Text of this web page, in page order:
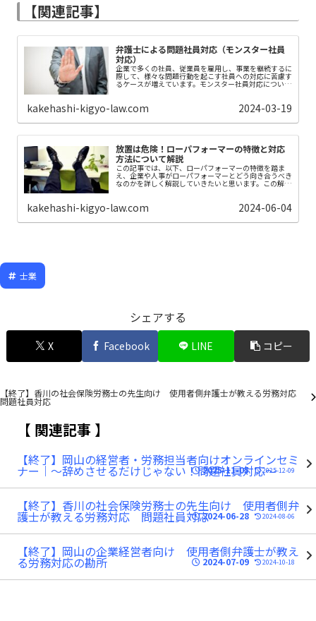
【関連記事】
弁護士による問題社員対応（モンスター社員
対応）
企業で多くの社員、従業員を雇用し、事業を継続するに
際して、様々な問題行動を起こす社員への対応に苦慮す
るケースが増えています。モンスター社員対応につい
kakehashi-kigyo-law.com 2024-03-19
放置は危険！ローパフォーマーの特徴と対応
方法について解説
この記事では、以下、ローパフォーマーの特徴を踏ま
え、企業や人事がローパフォーマーとどう向き合うべき
なのかを詳しく解説していきたいと思います。この解説
な対処にお役立ちできればと思います。
kakehashi-kigyo-law.com 2024-06-04
士業
シェアする
X Facebook LINE コピー
【終了】香川の社会保険労務士の先生向け 使用者側弁護士が教える労務対応
問題社員対応
関連記事
【終了】岡山の経営者・労務担当者向けオンラインセミ
ナー｜～辞めさせるだけじゃない！問題社員対応～
2025-11-05 2025-12-09
【終了】香川の社会保険労務士の先生向け 使用者側弁
護士が教える労務対応 問題社員対応2024-06-28 2024-08-06
【終了】岡山の企業経営者向け 使用者側弁護士が教え
る労務対応の勘所 2024-07-09 2024-10-18